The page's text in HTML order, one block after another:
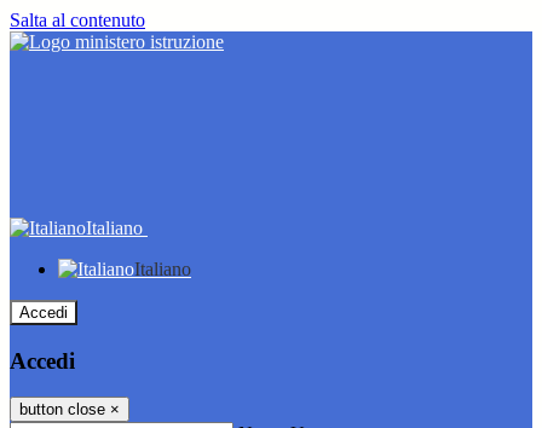
Salta al contenuto
Italiano
Italiano
Accedi
Accedi
button close ×